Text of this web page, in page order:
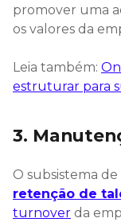
promover uma
os valores da
Leia também:
estruturar para
3.
O subsistema
retenção de
turnover da